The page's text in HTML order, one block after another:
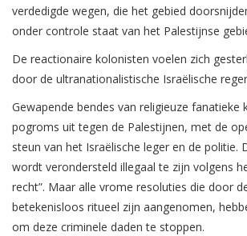
verdedigde wegen, die het gebied
onder controle staat van het Palestijnse
De reactionaire kolonisten voelen zich
door de ultranationalistische Israëlische
Gewapende bendes van religieuze fanatieke
pogroms uit tegen de Palestijnen, met de
steun van het Israëlische leger en de politie.
wordt verondersteld illegaal te zijn volgens
recht”. Maar alle vrome resoluties die door
betekenisloos ritueel zijn aangenomen,
om deze criminele daden te stoppen.